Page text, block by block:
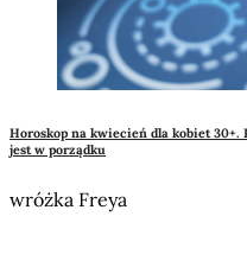
Horoskop na kwiecień dla kobiet 30+.
jest w porządku
wróżka Freya